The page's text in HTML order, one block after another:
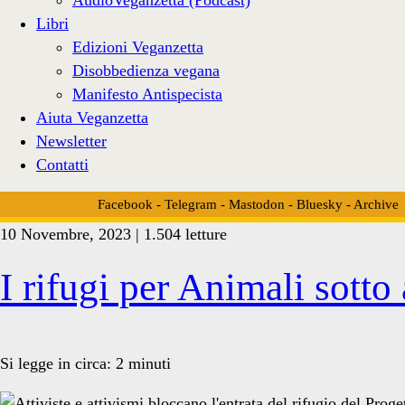
Libri
Edizioni Veganzetta
Disobbedienza vegana
Manifesto Antispecista
Aiuta Veganzetta
Newsletter
Contatti
Facebook - Telegram - Mastodon - Bluesky- Archive
Tag:
10 Novembre, 2023 | 1.504 letture
I rifugi per Animali sotto
Si legge in circa: 2 minuti